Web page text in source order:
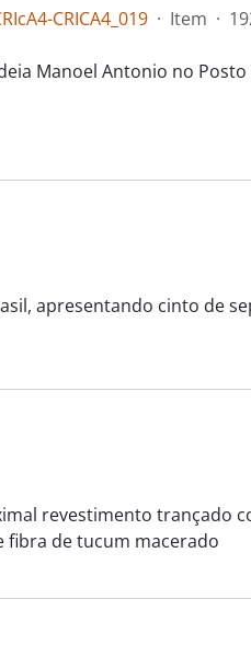
CRICA4_019 · Item ·
Manoel Antonio no Posto
apresentando cinto de
revestimento trançado
fibra de tucum macerado